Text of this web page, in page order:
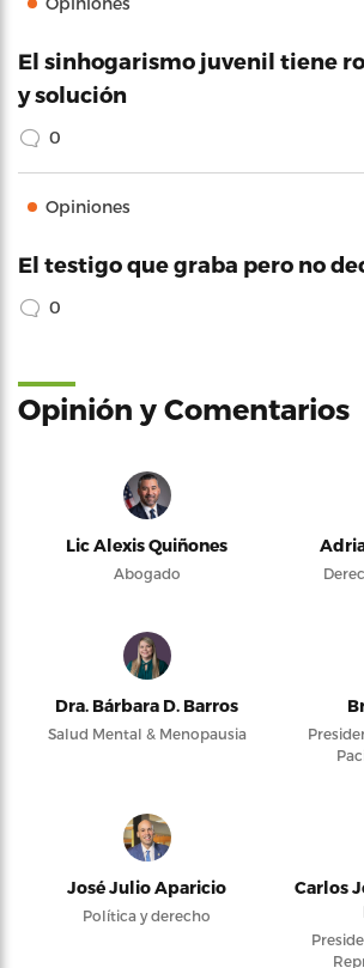
El sinhogarismo juvenil tiene
y solución
0
Opiniones
El testigo que graba pero no
0
Opinión y Comentarios
Lic Alexis Quiñones
Abogado
Dra. Bárbara D. Barros
Salud Mental & Menopausia
José Julio Aparicio
Política y derecho
Carlos